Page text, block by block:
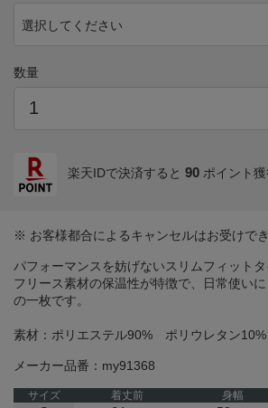
選択してください
数量
楽天IDで決済すると 90 ポイント
※ お客様都合によるキャンセルはお受けでき
パフォーマンスを妨げないスリムフィット
フリース素材の保温性が特徴で、日常使い
の一枚です。
素材：ポリエステル90% ポリウレタン10%
メーカー品番：my91368
サイズ 着丈前 身幅